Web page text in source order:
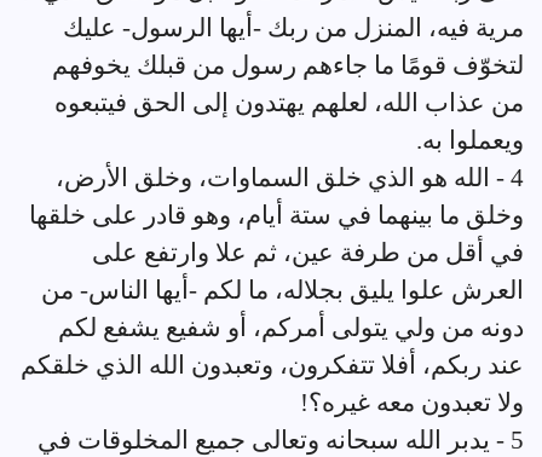
مرية فيه، المنزل من ربك -أيها الرسول- عليك
لتخوّف قومًا ما جاءهم رسول من قبلك يخوفهم
من عذاب الله، لعلهم يهتدون إلى الحق فيتبعوه
ويعملوا به.
4 - الله هو الذي خلق السماوات، وخلق الأرض،
وخلق ما بينهما في ستة أيام، وهو قادر على خلقها
في أقل من طرفة عين، ثم علا وارتفع على
العرش علوا يليق بجلاله، ما لكم -أيها الناس- من
دونه من ولي يتولى أمركم، أو شفيع يشفع لكم
عند ربكم، أفلا تتفكرون، وتعبدون الله الذي خلقكم
ولا تعبدون معه غيره؟!
5 - يدبر الله سبحانه وتعالى جميع المخلوقات في